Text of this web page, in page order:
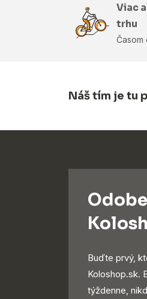
Viac
trhu
Časom
Náš tím je tu
Buďte prvý,
Koloshop.sk.
týždenne,